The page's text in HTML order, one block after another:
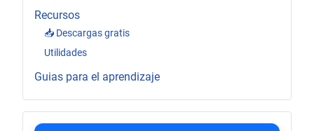
Recursos
📥 Descargas gratis
Utilidades
Guias para el aprendizaje